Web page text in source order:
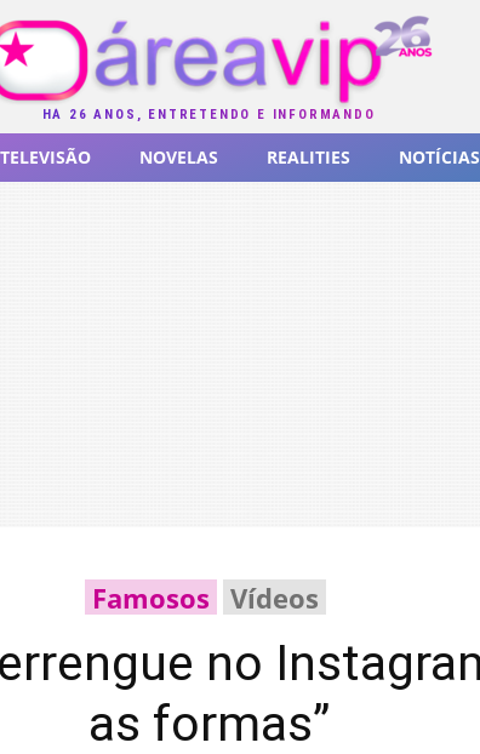
HÁ 26 ANOS, ENTRETENDO E INFORMANDO
TELEVISÃO NOVELAS REALITIES NOTÍCIAS
Famosos Vídeos
no
as formas”